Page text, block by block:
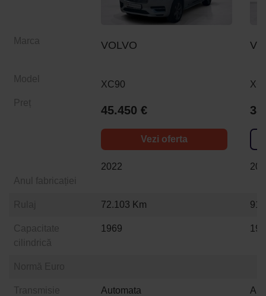
Marca
Model
Preț
Anul fabricației
Capacitate
cilindrică
Transmisie
VOLVO
XC90
45.450 €
Vezi oferta
2022
72.103 Km
1969
Automata